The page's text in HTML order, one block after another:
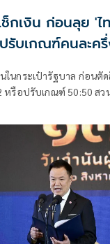
กเงิน ก่อนลุย 'ไ
รับเกณฑ์คนละค
นในกระเป๋ารัฐบาล ก่อนตั
หรือปรับเกณฑ์ 50:50 สว